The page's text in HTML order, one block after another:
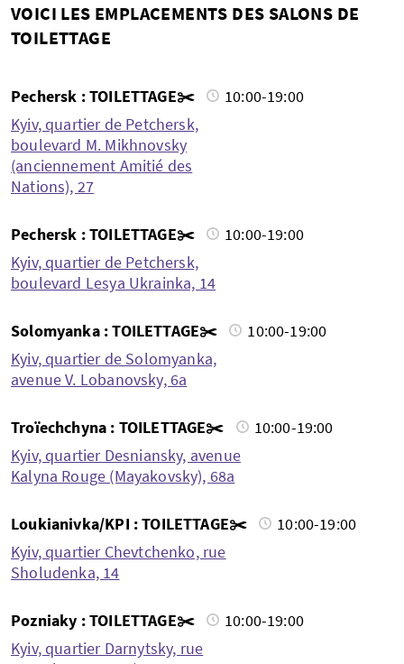
VOICI LES EMPLACEMENTS DES SALONS DE
TOILETTAGE
Pechersk : TOILETTAGE✂️
10:00-19:00
Kyiv, quartier de Petchersk,
boulevard M. Mikhnovsky
(anciennement Amitié des
Nations), 27
Pechersk : TOILETTAGE✂️
10:00-19:00
Kyiv, quartier de Petchersk,
boulevard Lesya Ukrainka, 14
Solomyanka : TOILETTAGE✂️
10:00-19:00
Kyiv, quartier de Solomyanka,
avenue V. Lobanovsky, 6a
Troïechchyna : TOILETTAGE✂️
10:00-19:00
Kyiv, quartier Desniansky, avenue
Kalyna Rouge (Mayakovsky), 68a
Loukianivka/KPI : TOILETTAGE✂️
10:00-19:00
Kyiv, quartier Chevtchenko, rue
Sholudenka, 14
Pozniaky : TOILETTAGE✂️
10:00-19:00
Kyiv, quartier Darnytsky, rue